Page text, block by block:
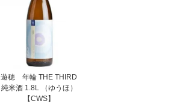
遊穂 年輪 THE THIRD
純米酒 1.8L （ゆうほ）
【CWS】